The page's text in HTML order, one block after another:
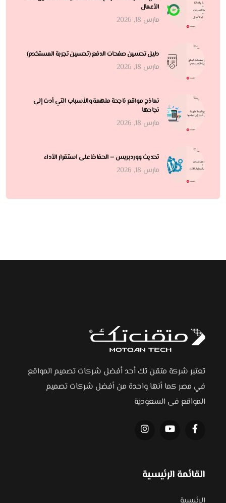
الأعمال
مارس 18, 2026
دليل تحسين صفحات الدفع (تحسين تجربة المستخدم)
مارس 18, 2026
نماذج مواقع ناجحة ملهمة والأسباب التي أدت إلى
نجاحها
مارس 18, 2026
تحديث ووردبريس = الحفاظ على استقرار الأداء
مارس 18, 2026
تعتبر شركة متقن تك أحد أفضل شركات تصميم المواقع
في مصر كما أنها واحدة من أفضل شركات تصميم
المواقع فى السعودية
القائمة الرئيسية